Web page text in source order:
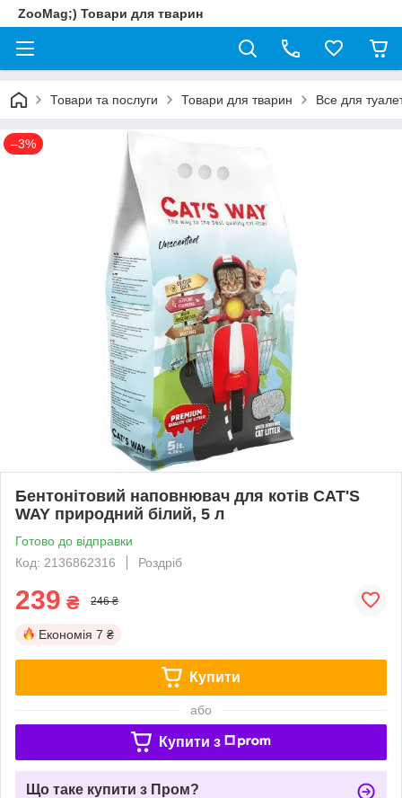
ZooMag;) Товари для тварин
Товари та послуги Товари для тварин Все для
–3%
Бентонітовий наповнювач для котів CAT'S
WAY природний білий, 5 л
Готово до відправки
Код: 2136862316
Роздріб
239 ₴ 246 ₴
Економія 7 ₴
Купити
або
Купити з
Що таке купити з Пром?